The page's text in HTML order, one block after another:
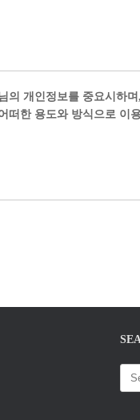
의 개인정보를 중요시하
떠한 용도와 방식으로